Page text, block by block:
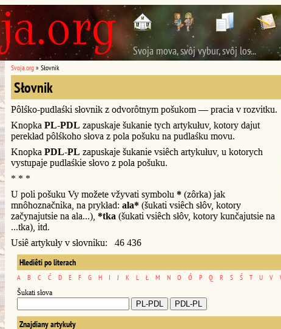
Svoja mova, svôj vybur, svôj los...
Svoja.org » Słovnik
Słovnik
Pôlśko-pudlaśki słovnik z odvorôtnym pošukom — pracia v rozvitku.
Knopka PL-PDL zapuskaje šukanie tych artykułuv, kotory dajut
perekład pôlśkoho słova z pola pošuku na pudlaśku movu.
Knopka PDL-PL zapuskaje šukanie vsiêch artykułuv, u kotorych
vystupaje pudlaśkie słovo z pola pošuku.
* * *
U poli pošuku Vy možete vžyvati symbolu * (zôrka) jak
mnôhoznačnika, na prykład: ala* (šukati vsiêch słôv, kotory
začynajutsie na ala...), *tka (šukati vsiêch słôv, kotory kunčajutsie na
...tka), itd.
Usiê artykuły v słovniku: 46 436
Hlediêti po literach
A B C Ć D E F G H I J K L Ł M N O Ó P Q R S Ś T U V
Šukati słova
Znajdiany artykuły